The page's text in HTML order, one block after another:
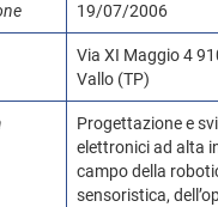
19/07/2006
Via XI Maggio 4
Vallo (TP)
Progettazione e
elettronici ad alta
campo della
sensoristica,